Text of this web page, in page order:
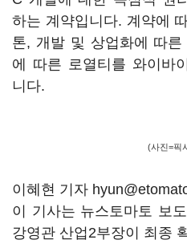
하는 계약입니다. 계약에
톤, 개발 및 상업화에 따
에 따른 로열티를 와이바
니다.
(사진=픽
이혜현 기자
이 기사는 뉴스토마토 보
강영관 산업2부장이 최종